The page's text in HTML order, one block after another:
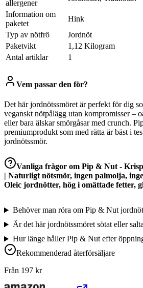
allergener
Information om
paketet
Hink
Typ av nötfrö
Jordnöt
Paketvikt
1,12 Kilogram
Antal artiklar
1
Vem passar den för?
Det här jordnötssmöret är perfekt för dig
veganskt nötpålägg utan kompromisser –
eller bara älskar smörgåsar med crunch.
premiumprodukt som med rätta är bäst i
jordnötssmör.
Vanliga frågor om Pip & Nut -
| Naturligt nötsmör, ingen palmolja,
Oleic jordnötter, hög i omättade fetter,
Behöver man röra om Pip & Nut
Är det här jordnötssmöret sötat eller
Hur länge håller Pip & Nut efter
Rekommenderad återförsäljare
Från 197 kr